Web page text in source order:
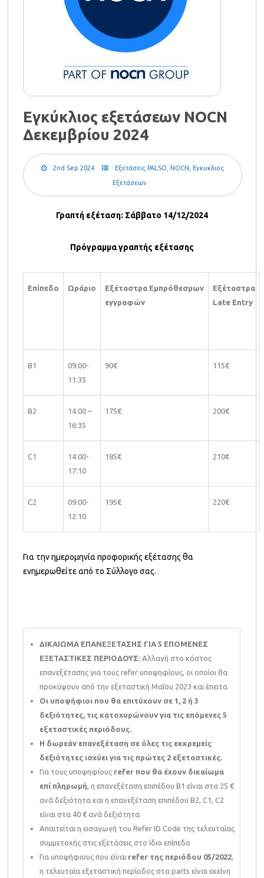
Εγκύκλιος εξετάσεων NOCN
Δεκεμβρίου 2024
2nd Sep 2024 Εξετάσεις PALSO NOCN Εγκυκλιος
Εξετάσεων
Γραπτή εξέταση: Σάββατο 14/12/2024
Πρόγραμμα γραπτής εξέτασης
Επίπεδο Ωράριο Εξέταστρα Εμπρόθεσμων
εγγραφών
Εξέταστρα
Late Entry
B1
09:00-
11:35
90€ 115€
B2
14:00 –
16:35
175€ 200€
C1
14:00-
17:10
185€ 210€
C2
09:00-
12:10
195€ 220€
Για την ημερομηνία προφορικής εξέτασης θα
ενημερωθείτε από το Σύλλογο σας.
ΔΙΚΑΙΩΜΑ ΕΠΑΝΕΞΕΤΑΣΗΣ ΓΙΑ 5 ΕΠΟΜΕΝΕΣ
ΕΞΕΤΑΣΤΙΚΕΣ ΠΕΡΙΟΔΟΥΣ:Αλλαγή στο κόστος
επανεξέτασης για τους refer υποψηφίους, οι οποίοι θα
προκύψουν από την εξεταστική Μαΐου 2023 και έπειτα
Οι υποψήφιοι που θα επιτύχουν σε 1, 2 ή 3
δεξιότητες, τις κατοχυρώνουν για τις επόμενες 5
εξεταστικές περιόδους.
Η δωρεάν επανεξέταση σε όλες τις εκκρεμείς
δεξιότητες ισχύει για τις πρώτες 2 εξεταστικές.
Για τους υποψηφίους refer που θα έχουν δικαίωμα
επί πληρωμή, η επανεξέταση επιπέδου Β1 είναι στα 25 €
ανά δεξιότητα και η επανεξέταση επιπέδου B2, C1, C2
είναι στα 40 € ανά δεξιότητα
Απαιτείται η εισαγωγή του Refer ID Code της τελευταίας
συμμετοχής στις εξετάσεις στο ίδιο επίπεδο
Για υποψήφιους που είναι refer της περιόδου 05/2022,
η τελευταία εξεταστική περίοδος στα parts είναι εκείνη